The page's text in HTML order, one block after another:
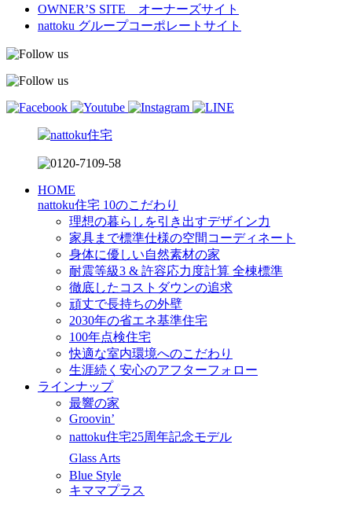
OWNER’S SITE オーナーズサイト
nattoku グループコーポレートサイト
HOME
nattoku住宅 10のこだわり
理想の暮らしを引き出すデザイン力
家具まで標準仕様の空間コーディネート
身体に優しい自然素材の家
耐震等級3 & 許容応力度計算 全棟標準
徹底したコストダウンの追求
頑丈で長持ちの外壁
2030年の省エネ基準住宅
100年点検住宅
快適な室内環境へのこだわり
生涯続く安心のアフターフォロー
ラインナップ
最響の家
Groovin’
nattoku住宅25周年記念モデル
Glass Arts
Blue Style
キママプラス